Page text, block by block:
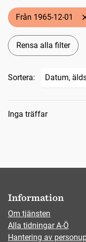
Från 1965-12-01
Rensa alla filter
Sortera:
Inga träffar
Information
Om tjänsten
Alla tidningar A-Ö
Hantering av